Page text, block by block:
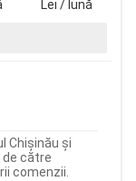
Lei / lună
Chișinău și
de către
comenzii.